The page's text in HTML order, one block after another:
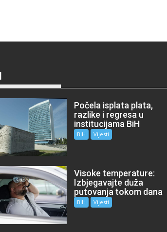
Počela isplata plata,
razlike i regresa u
institucijama BiH
BiH Vijesti
Visoke temperature:
Izbjegavajte duža
putovanja tokom dana
BiH Vijesti